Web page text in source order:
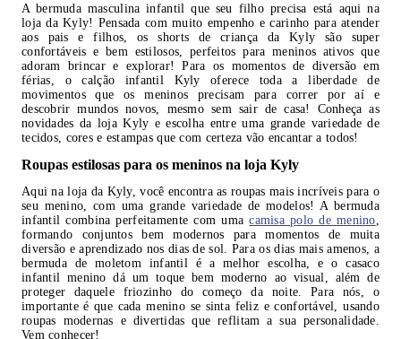
A bermuda masculina infantil que seu filho precisa está aqui na
loja da Kyly! Pensada com muito empenho e carinho para atender
aos pais e filhos, os shorts de criança da Kyly são super
confortáveis e bem estilosos, perfeitos para meninos ativos que
adoram brincar e explorar! Para os momentos de diversão em
férias, o calção infantil Kyly oferece toda a liberdade de
movimentos que os meninos precisam para correr por aí e
descobrir mundos novos, mesmo sem sair de casa! Conheça as
novidades da loja Kyly e escolha entre uma grande variedade de
tecidos, cores e estampas que com certeza vão encantar a todos!
Roupas estilosas para os meninos na loja Kyly
Aqui na loja da Kyly, você encontra as roupas mais incríveis para o
seu menino, com uma grande variedade de modelos! A bermuda
infantil combina perfeitamente com umacamisa polo de menino
formando conjuntos bem modernos para momentos de muita
diversão e aprendizado nos dias de sol. Para os dias mais amenos, a
bermuda de moletom infantil é a melhor escolha, e o casaco
infantil menino dá um toque bem moderno ao visual, além de
proteger daquele friozinho do começo da noite. Para nós, o
importante é que cada menino se sinta feliz e confortável, usando
roupas modernas e divertidas que reflitam a sua personalidade.
Vem conhecer!